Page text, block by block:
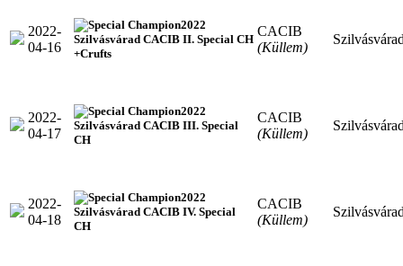
2022-
04-16
2022
Szilvásvárad CACIB II. Special CH
+Crufts
CACIB
(Küllem)
2022-
04-17
2022
Szilvásvárad CACIB III. Special
CH
CACIB
(Küllem)
2022-
04-18
2022
Szilvásvárad CACIB IV. Special
CH
CACIB
(Küllem)